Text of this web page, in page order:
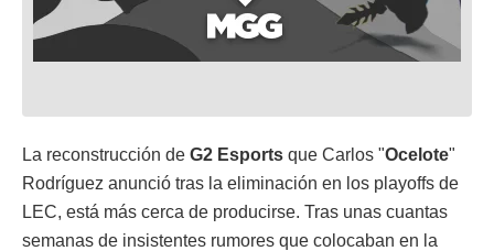
La reconstrucción de G2 Esports que Carlos "Ocelote"
Rodríguez anunció tras la eliminación en los playoffs de
LEC, está más cerca de producirse. Tras unas cuantas
semanas de insistentes rumores que colocaban en la